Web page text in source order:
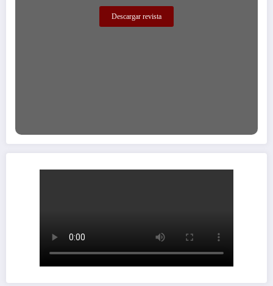
Descargar revista